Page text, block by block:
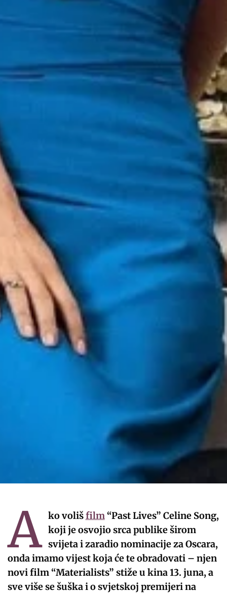
A ko volišfilm“Past Lives” Celine Song,
koji je osvojio srca publike širom
svijeta i zaradio nominacije za Oscara,
onda imamo vijest koja će te obradovati – njen
novi film “Materialists” stiže u kina 13. juna, a
sve više se šuška i o svjetskoj premijeri na